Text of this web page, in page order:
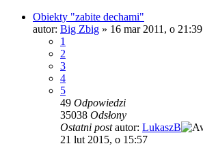
Obiekty "zabite dechami"
autor: Big Zbig » 16 mar 2011, o 21:39
1
2
3
4
5
49 Odpowiedzi
35038 Odsłony
Ostatni postautor: LukaszB
21 lut 2015, o 15:57